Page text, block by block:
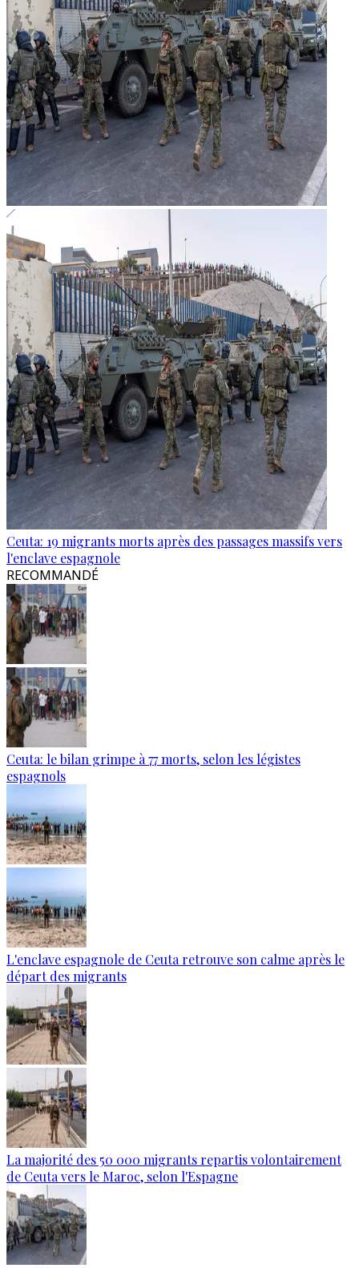
Ceuta: 19 migrants morts après des passages massifs vers
l'enclave espagnole
RECOMMANDÉ
Ceuta: le bilan grimpe à 77 morts, selon les légistes
espagnols
L'enclave espagnole de Ceuta retrouve son calme après le
départ des migrants
La majorité des 50 000 migrants repartis volontairement
de Ceuta vers le Maroc, selon l'Espagne